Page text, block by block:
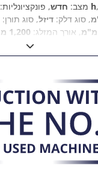
מצב: חדש, פונקציונליות: 9 h
, סוג דלק: דיזל, סוג תורן:
, אורך המזלג: 1,200 מ"מ